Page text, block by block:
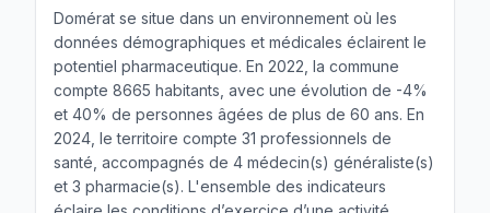
Domérat se situe dans un environnement où les
données démographiques et médicales éclairent le
potentiel pharmaceutique. En 2022, la commune
compte 8665 habitants, avec une évolution de -4%
et 40% de personnes âgées de plus de 60 ans. En
2024, le territoire compte 31 professionnels de
santé, accompagnés de 4 médecin(s) généraliste(s)
et 3 pharmacie(s). L'ensemble des indicateurs